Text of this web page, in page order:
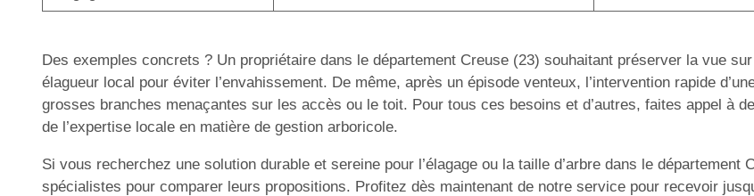
Des exemples concrets ? Un propriétaire dans le département Creuse (23) souhaitant préserver la vue
élagueur local pour éviter l’envahissement. De même, après un épisode venteux, l’intervention rapide
grosses branches menaçantes sur les accès ou le toit. Pour tous ces besoins et d’autres, faites appel à
de l’expertise locale en matière de gestion arboricole.
Si vous recherchez une solution durable et sereine pour l’élagage ou la taille d’arbre dans le
spécialistes pour comparer leurs propositions. Profitez dès maintenant de notre service pour recevoir